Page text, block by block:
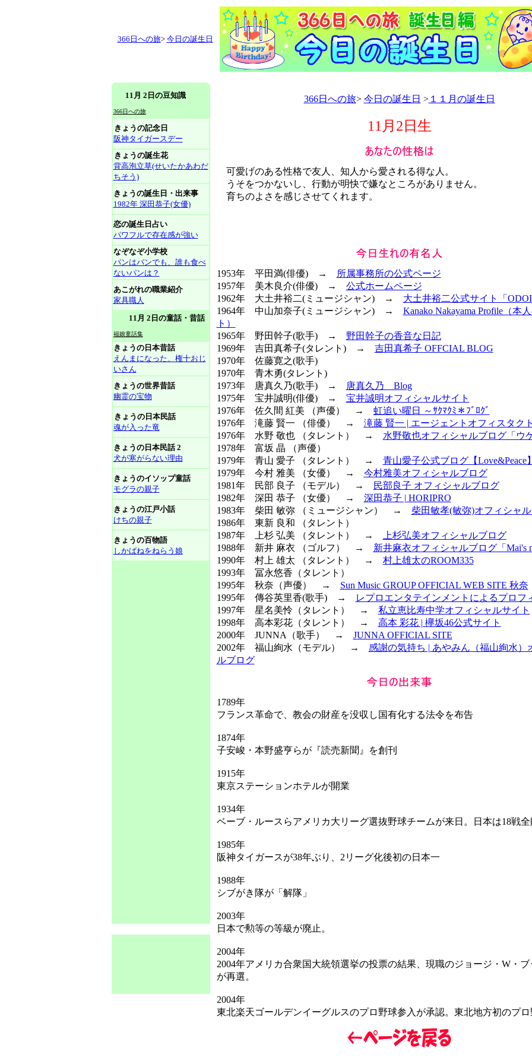
366日への旅> 今日の誕生日
11月 2日の豆知識
366日への旅
きょうの記念日
阪神タイガースデー
きょうの誕生花
背高泡立草(せいたかあわだ
ちそう)
きょうの誕生日・出来事
1982年 深田恭子(女優)
恋の誕生日占い
パワフルで存在感が強い
なぞなぞ小学校
パンはパンでも、誰も食べ
ないパンは？
あこがれの職業紹介
家具職人
11月 2日の童話・昔話
福娘童話集
きょうの日本昔話
えんまになった、権十おじ
いさん
きょうの世界昔話
幽霊の宝物
きょうの日本民話
魂が入った竜
きょうの日本民話 2
犬が寒がらない理由
きょうのイソップ童話
モグラの親子
きょうの江戸小話
けちの親子
きょうの百物語
しかばねをねらう娘
366日への旅> 今日の誕生日 >１１月の誕生日
11月2日生
可愛げのある性格で友人、知人から愛される得な人。
うそをつかないし、行動が明快で嫌なところがありません。
育ちのよさを感じさせてくれます。
1953年 平田満(俳優) →
所属事務所の公式ページ
1957年 美木良介(俳優) → 公式ホームページ
1962年 大土井裕二(ミュージシャン) → 大土井裕二公式サイト「ODOI
1964年 中山加奈子(ミュージシャン) → Kanako Nakayama Profile（本
ト）
1965年 野田幹子(歌手) → 野田幹子の香音な日記
1969年 吉田真希子(タレント) → 吉田真希子 OFFCIAL BLOG
1970年 佐藤寛之(歌手)
1970年 青木勇(タレント)
1973年 唐真久乃(歌手) →
唐真久乃 Blog
1975年 宝井誠明(俳優) → 宝井誠明オフィシャルサイト
1976年 佐久間 紅美 （声優） → 虹追い曜日 ～ｻｸﾏｸﾐ＊ﾌﾞﾛｸﾞ
1976年 滝藤 賢一 （俳優） → 滝藤 賢一 | エージェントオフィスタクト
1976年 水野 敬也 （タレント） → 水野敬也オフィシャルブログ「ウ
1978年 富坂 晶 （声優）
1979年 青山 愛子 （タレント） → 青山愛子公式ブログ【Love&Peace】
1979年 今村 雅美 （女優） → 今村雅美オフィシャルブログ
1981年 民部 良子 （モデル） →
民部良子 オフィシャルブログ
1982年 深田 恭子 （女優） → 深田恭子 | HORIPRO
1983年 柴田 敏弥 （ミュージシャン） → 柴田敏孝(敏弥)オフィシャル
1986年 東新 良和 （タレント）
1987年 上杉 弘美 （タレント） →
上杉弘美オフィシャルブログ
1988年 新井 麻衣 （ゴルフ） → 新井麻衣オフィシャルブログ「Mai's
1990年 村上 雄太 （タレント） → 村上雄太のROOM335
1993年 冨永悠香（タレント）
1995年 秋奈（声優） → Sun Music GROUP OFFICIAL WEB SITE 秋奈
1995年 傳谷英里香(歌手) →
レプロエンタテインメントによるプロフ
1997年 星名美怜（タレント） → 私立恵比寿中学オフィシャルサイト
1998年 高本彩花（タレント） → 高本 彩花 | 欅坂46公式サイト
2000年 JUNNA（歌手） → JUNNA OFFICIAL SITE
2002年 福山絢水（モデル） → 感謝の気持ち | あやみん（福山絢水）
ルブログ
1789年
フランス革命で、教会の財産を没収し国有化する法令を布告
1874年
子安峻・本野盛亨らが『読売新聞』を創刊
1915年
東京ステーションホテルが開業
1934年
ベーブ・ルースらアメリカ大リーグ選抜野球チームが来日。日本は18戦全
1985年
阪神タイガースが38年ぶり、2リーグ化後初の日本一
1988年
シブがき隊が「解隊」
2003年
日本で勲等の等級が廃止。
2004年
2004年アメリカ合衆国大統領選挙の投票の結果、現職のジョージ・W・
が再選。
2004年
東北楽天ゴールデンイーグルスのプロ野球参入が承認。東北地方初のプロ